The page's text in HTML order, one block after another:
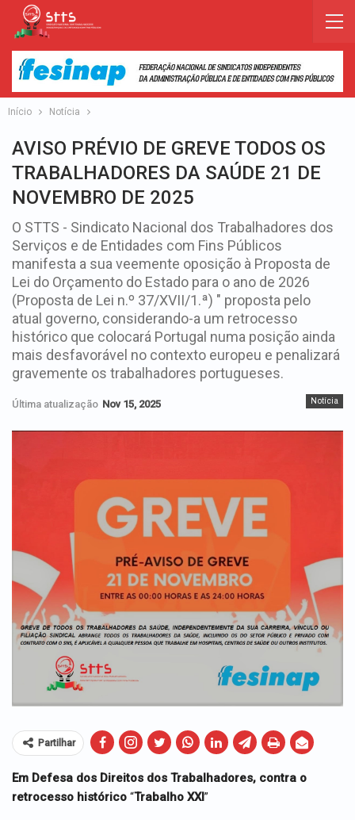
Início Notícia
AVISO PRÉVIO DE GREVE TODOS OS
TRABALHADORES DA SAÚDE 21 DE
NOVEMBRO DE 2025
O STTS - Sindicato Nacional dos Trabalhadores dos
Serviços e de Entidades com Fins Públicos
manifesta a sua veemente oposição à Proposta de
Lei do Orçamento do Estado para o ano de 2026
(Proposta de Lei n.º 37/XVII/1.ª) " proposta pelo
atual governo, considerando-a um retrocesso
histórico que colocará Portugal numa posição ainda
mais desfavorável no contexto europeu e penalizará
gravemente os trabalhadores portugueses.
Notícia
Última atualização Nov 15, 2025
Partilhar
Em Defesa dos Direitos dos Trabalhadores, contra o
retrocesso histórico “Trabalho XXI”